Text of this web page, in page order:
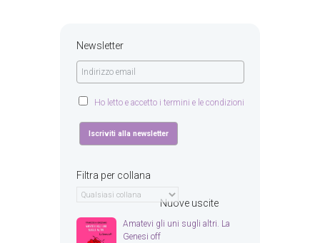
Newsletter
Ho letto e accetto i termini e le condizioni
Filtra per collana
Nuove uscite
Amatevi gli uni sugli altri. La
Genesi off